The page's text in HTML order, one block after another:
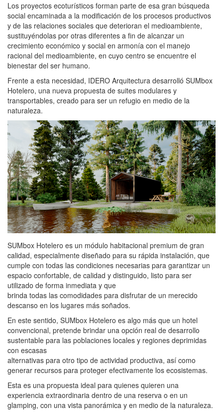
Los proyectos ecoturísticos forman parte de esa gran búsqueda
social encaminada a la modificación de los procesos productivos
y de las relaciones sociales que deterioran el medioambiente,
sustituyéndolas por otras diferentes a fin de alcanzar un
crecimiento económico y social en armonía con el manejo
racional del medioambiente, en cuyo centro se encuentre el
bienestar del ser humano.
Frente a esta necesidad, IDERO Arquitectura desarrolló SUMbox
Hotelero, una nueva propuesta de suites modulares y
transportables, creado para ser un refugio en medio de la
naturaleza.
SUMbox Hotelero es un módulo habitacional premium de gran
calidad, especialmente diseñado para su rápida instalación, que
cumple con todas las condiciones necesarias para garantizar un
espacio confortable, de calidad y distinguido, listo para ser
utilizado de forma inmediata y que
brinda todas las comodidades para disfrutar de un merecido
descanso en los lugares más soñados.
En este sentido, SUMbox Hotelero es algo más que un hotel
convencional, pretende brindar una opción real de desarrollo
sustentable para las poblaciones locales y regiones deprimidas
con escasas
alternativas para otro tipo de actividad productiva, así como
generar recursos para proteger efectivamente los ecosistemas.
Esta es una propuesta ideal para quienes quieren una
experiencia extraordinaria dentro de una reserva o en un
glamping, con una vista panorámica y en medio de la naturaleza.